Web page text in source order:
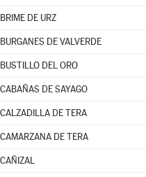
BRIME DE URZ
BURGANES DE VALVERDE
BUSTILLO DEL ORO
CABAÑAS DE SAYAGO
CALZADILLA DE TERA
CAMARZANA DE TERA
CAÑIZAL